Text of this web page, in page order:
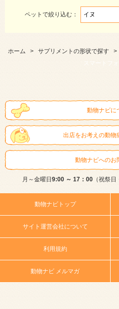
ペットで絞り込む：
ホーム > サプリメントの形状で探す >
スマートフォ
動物ナビに
出店をお考えの動物
動物ナビへのお
月～金曜日 9:00 ～ 17：00（祝祭日
動物ナビトップ
サイト運営会社について
利用規約
動物ナビ メルマガ